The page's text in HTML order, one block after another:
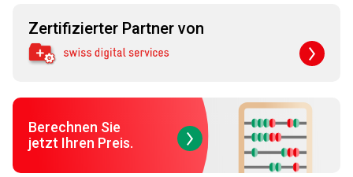
Zertifizierter Partner von
Berechnen Sie
jetzt Ihren Preis.